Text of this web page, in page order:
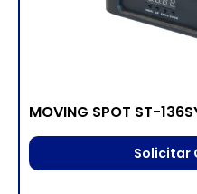
MOVING SPOT ST-
Solicitar